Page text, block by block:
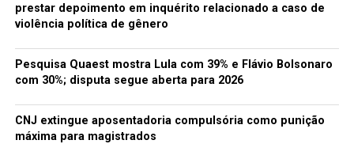
prestar depoimento em inquérito relacionado a caso de
violência política de gênero
Pesquisa Quaest mostra Lula com 39% e Flávio Bolsonaro
com 30%; disputa segue aberta para 2026
CNJ extingue aposentadoria compulsória como punição
máxima para magistrados